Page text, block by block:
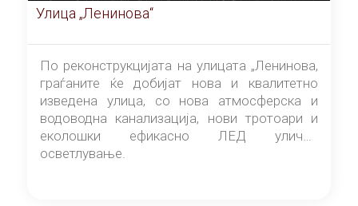
Улица „Ленинова“
По реконструкцијата на улицата „Ленинова,
граѓаните ќе добијат нова и квалитетно
изведена улица, со нова атмосферска и
водоводна канализација, нови тротоари и
еколошки ефикасно ЛЕД улично
осветлување.